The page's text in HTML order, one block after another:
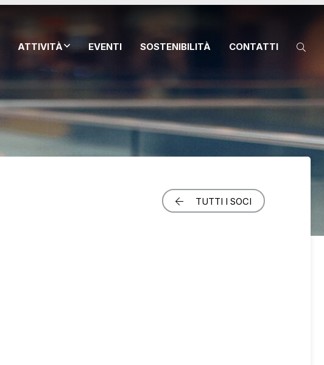
ATTIVITÀ EVENTI SOSTENIBILITÀ CONTATTI
TUTTI I SOCI